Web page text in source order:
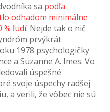
sa podľa
odhadom minimálne
% ľudí. Nejde tak o nič
prvýkrát
1978 psychologičky
a Suzanne A. Imes. Vo
úspešné
svoje úspechy radšej
a verili, že vôbec nie sú